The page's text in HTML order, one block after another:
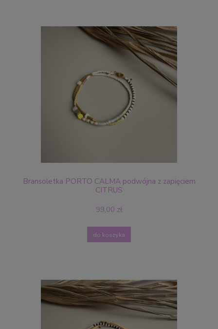
Bransoletka PORTO CALMA podwójna z zapięciem
CITRUS
99,00 zł
do koszyka